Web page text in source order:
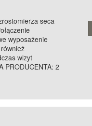
seca
wyposażenie
wizyt
PRODUCENTA: 2